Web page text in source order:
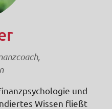
und
Wissen fließt